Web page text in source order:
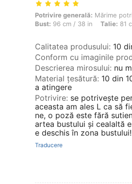
Potrivire generală: Mărime
Potrivire generală: Mărime
Bust: 96 cm / 38 in Talie: 81
Calitatea produsului: 10
Conform cu imaginile
Descrierea mirosului: nu
Material țesătură: 10 din
a atingere
Potrivire: se potrivește
aceasta am ales L ca să
ne, o poză este fără
artea bustului și cealaltă
e deschis în zona
Traducere